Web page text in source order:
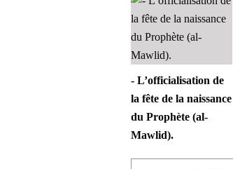
- L’officialisation de
la fête de la naissance
du Prophète (al-
Mawlid).